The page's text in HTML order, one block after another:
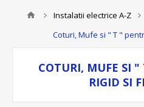
Instalatii electrice A-Z
Coturi, Mufe si " T "
COTURI, MUFE SI
RIGID SI